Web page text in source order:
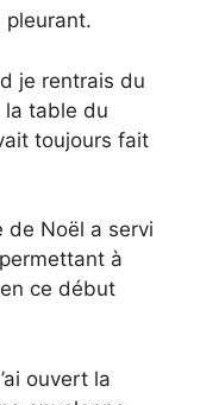
pleurant.
je rentrais du
la table du
toujours fait
de Noël a servi
à
ce début
ouvert la